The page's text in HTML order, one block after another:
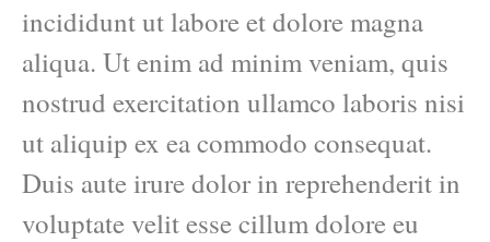
incididunt ut labore et dolore magna
aliqua. Ut enim ad minim veniam, quis
nostrud exercitation ullamco laboris nisi
ut aliquip ex ea commodo consequat.
Duis aute irure dolor in reprehenderit in
voluptate velit esse cillum dolore eu